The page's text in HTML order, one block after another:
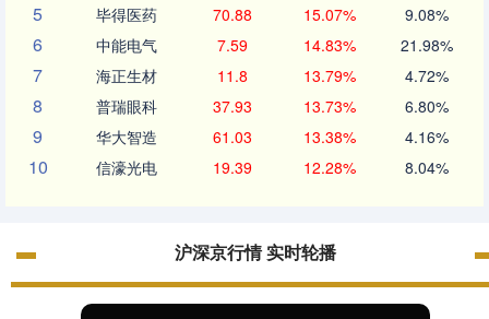
5 毕得医药 70.88 15.07% 9.08%
6 中能电气 7.59 14.83% 21.98%
7 海正生材 11.8 13.79% 4.72%
8 普瑞眼科 37.93 13.73% 6.80%
9 华大智造 61.03 13.38% 4.16%
10 信濠光电 19.39 12.28% 8.04%
沪深京行情 实时轮播